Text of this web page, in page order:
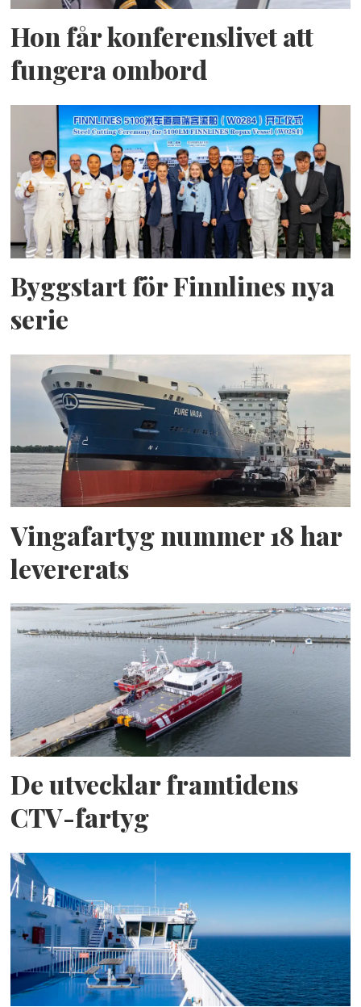
Hon får konferenslivet att
fungera ombord
Byggstart för Finnlines nya
serie
Vingafartyg nummer 18 har
levererats
De utvecklar framtidens
CTV-fartyg